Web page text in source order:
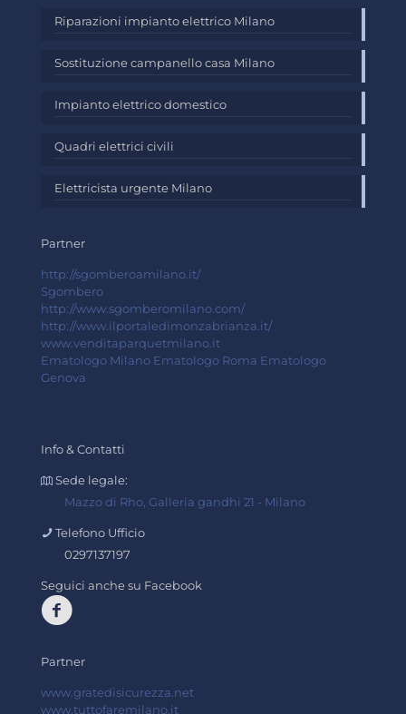
Riparazioni impianto elettrico Milano
Sostituzione campanello casa Milano
Impianto elettrico domestico
Quadri elettrici civili
Elettricista urgente Milano
Partner
http://sgomberoamilano.it/
Sgombero
http://www.sgomberomilano.com/
http://www.ilportaledimonzabrianza.it/
www.venditaparquetmilano.it
Ematologo Milano Ematologo Roma Ematologo
Genova
Info & Contatti
Sede legale:
Mazzo di Rho, Galleria gandhi 21 - Milano
Telefono Ufficio
0297137197
Seguici anche su Facebook
Partner
www.gratedisicurezza.net
www.tuttofaremilano.it